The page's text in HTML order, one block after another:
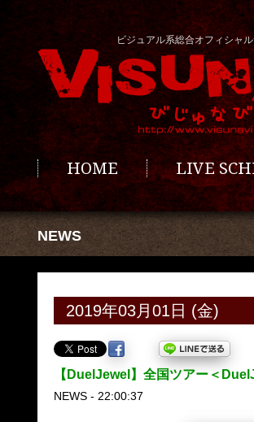
ビジュアル系総合オフィシャ
HOME LIVE
NEWS
2019年03月01日 (金)
【DuelJewel】全国ツアー＜
NEWS - 22:00:37